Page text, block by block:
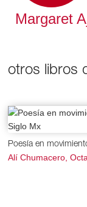
Margaret
otros libros
Poesía en
Alí Chumacero,